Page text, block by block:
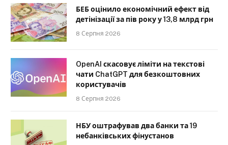
БЕБ оцінило економічний ефект від
детінізації за пів року у 13,8 млрд грн
8 Серпня 2026
OpenAI скасовує ліміти на текстові
чати ChatGPT для безкоштовних
користувачів
8 Серпня 2026
НБУ оштрафував два банки та 19
небанківських фінустанов